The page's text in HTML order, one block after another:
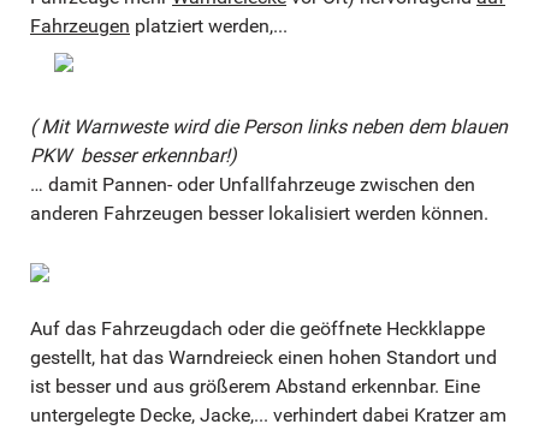
Fahrzeugen platziert werden,...
( Mit Warnweste wird die Person links neben dem blauen
PKW besser erkennbar!)
… damit Pannen- oder Unfallfahrzeuge zwischen den
anderen Fahrzeugen besser lokalisiert werden können.
Auf das Fahrzeugdach oder die geöffnete Heckklappe
gestellt, hat das Warndreieck einen hohen Standort und
ist besser und aus größerem Abstand erkennbar. Eine
untergelegte Decke, Jacke,... verhindert dabei Kratzer am